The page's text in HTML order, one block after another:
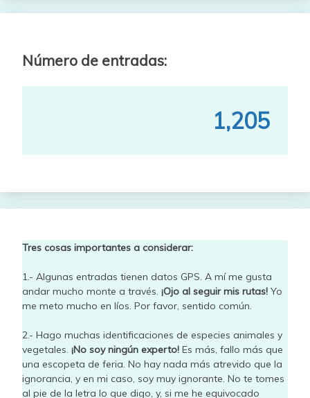
Número de entradas:
1,205
Tres cosas importantes a considerar:
1.- Algunas entradas tienen datos GPS. A mí me gusta
andar mucho monte a través. ¡Ojo al seguir mis rutas! Yo
me meto mucho en líos. Por favor, sentido común.
2.- Hago muchas identificaciones de especies animales y
vegetales. ¡No soy ningún experto! Es más, fallo más que
una escopeta de feria. No hay nada más atrevido que la
ignorancia, y en mi caso, soy muy ignorante. No te tomes
al pie de la letra lo que digo, y, si me he equivocado